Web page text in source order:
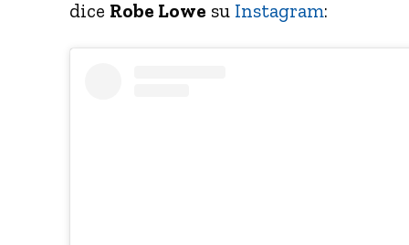
dice Robe Lowe su Instagram: